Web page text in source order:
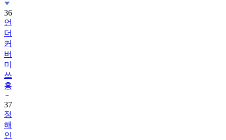
36
언
더
커
버
미
쓰
홍
37
정
해
인